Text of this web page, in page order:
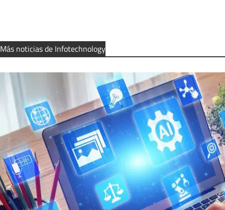
Más noticias de Infotechnology